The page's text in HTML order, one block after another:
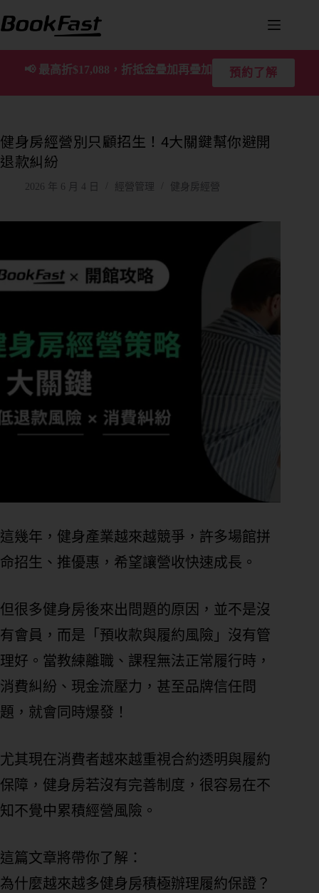
📢 最高折$17,088，折抵金疊加再疊加 預約了解
健身房經營別只顧招生！4大關鍵幫你避開
退款糾紛
2026 年 6 月 4 日 經營管理 健身房經營
這幾年，健身產業越來越競爭，許多場館拼
命招生、推優惠，希望讓營收快速成長。
但很多健身房後來出問題的原因，並不是沒
有會員，而是「預收款與履約風險」沒有管
理好。當教練離職、課程無法正常履行時，
消費糾紛、現金流壓力，甚至品牌信任問
題，就會同時爆發！
尤其現在消費者越來越重視合約透明與履約
保障，健身房若沒有完善制度，很容易在不
知不覺中累積經營風險。
這篇文章將帶你了解：
為什麼越來越多健身房積極辦理履約保證？